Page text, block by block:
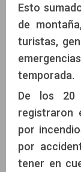
Esto
de
turistas,
temporada.
De los 20
registraron
por
por
tener en